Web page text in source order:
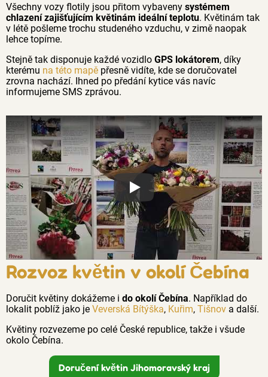
Všechny vozy flotily jsou přitom vybaveny systémem
chlazení zajišťujícím květinám ideální teplotu. Květinám tak
v létě pošleme trochu studeného vzduchu, v zimě naopak
lehce topíme.
Stejně tak disponuje každé vozidlo GPS lokátorem, díky
kterému na této mapě přesně vidíte, kde se doručovatel
zrovna nachází. Ihned po předání kytice vás navíc
informujeme SMS zprávou.
Proč jsou květiny z Florea tak
Rozvoz květin v okolí Čebína
Doručit květiny dokážeme i do okolí Čebína. Například do
lokalit poblíž jako je Veverská Bítýška, Kuřim, Tišnov a další.
Květiny rozvezeme po celé České republice, takže i všude
okolo Čebína.
Doručení květin Jihomoravský kraj